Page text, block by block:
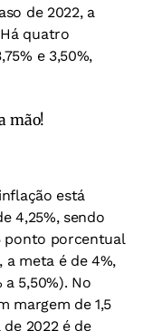
de 2022, a
quatro
e 3,50%,
mão!
está
4,25%, sendo
ponto porcentual
a meta é de 4%,
5,50%). No
margem de 1,5
de 2022 é de